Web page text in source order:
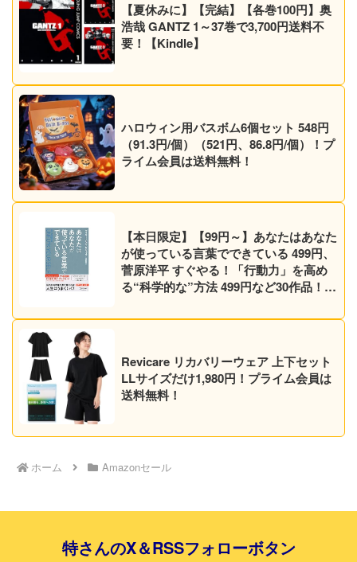
【夏休みに】【完結】【各巻100円】奥
浩哉 GANTZ 1～37巻で3,700円送料不
要！【Kindle】
ハロウィン用バスボム6個セット 548円
（91.3円/個）（521円、86.8円/個）！プ
ライム会員は送料無料！
【本日限定】【99円～】あなたはあなた
が使っている言葉でできている 499円、
菅原洋平 すぐやる！「行動力」を高め
る“科学的な”方法 499円など30作品！
Revicare リカバリーウェア 上下セット
LLサイズだけ1,980円！プライム会員は
送料無料！
ホーム Amazonセール
特さんのX＆RSSフォローボタン